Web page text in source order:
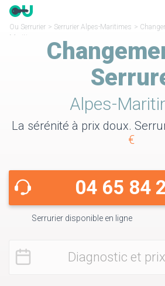
Ou Serrurier > Serrurier Alpes-Maritimes >
Maritimes
Alpes-
La sérénité à prix doux.
€
04 65 84
Serrurier disponible en ligne
Diagnostic et